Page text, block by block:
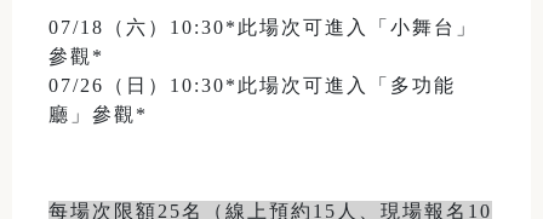
07/18（六）10:30*此場次可進入「小舞台」
參觀*
07/26（日）10:30*此場次可進入「多功能
廳」參觀*
每場次限額25名（線上預約15人、現場報名10